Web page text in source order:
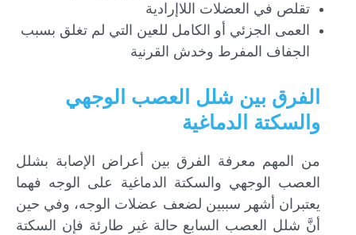
تقلص في العضلات اللاإرادية
العمى الجزئي أو الكامل للعين التي لم تغلق بسبب
الجفاف المفرط وخدش القرنية
الفرق بين شلل العصب الوجهي
والسكتة الدماغية
من المهم معرفة الفرق بين أعراض الإصابة بشلل
العصب الوجهي والسكتة الدماغية على الوجه فهما
يعتبران أشهر سببين لضعف عضلات الوجه، وفي حين
أنَّ شلل العصب السابع حالة غير طارئة فإن السكتة